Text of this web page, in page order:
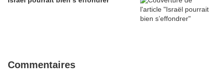
Commentaires